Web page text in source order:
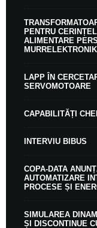
PENTRU
ALIMENTARE
MURRELEKTRONIK
LAPP ÎN
SERVOMOTOARE
CAPABILITĂȚI
INTERVIU BIBUS
COPA-DATA
AUTOMATIZARE
PROCESE ȘI
SIMULAREA
ȘI DISCONTINUE